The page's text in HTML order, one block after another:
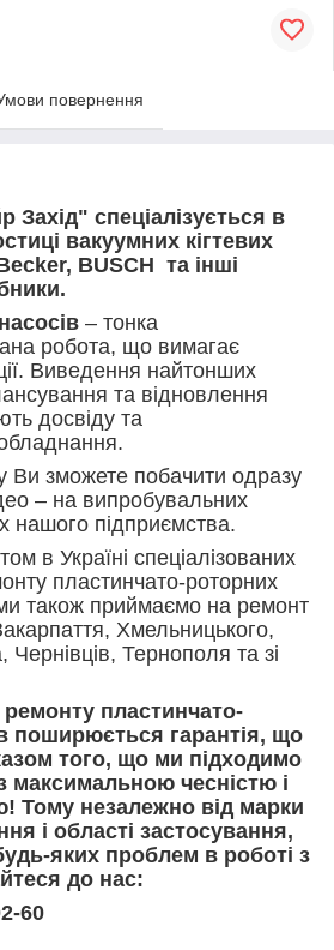
повернення
Захід" спеціалізується в
вакуумних кігтевих
BUSCH та інші
– тонка
робота, що вимагає
Виведення найтонших
та відновлення
досвіду та
Ви зможете побачити одразу
– на випробувальних
нашого підприємства.
в Україні спеціалізованих
пластинчато-роторних
також приймаємо на ремонт
Хмельницького,
Чернівців, Тернополя та зі
ремонту пластинчато-
поширюється гарантія, що
того, що ми підходимо
максимальною чесністю і
Тому незалежно від марки
і області застосування,
яких проблем в роботі з
до нас:
60